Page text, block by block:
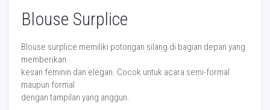
Blouse Surplice
Blouse surplice memiliki potongan silang di bagian depan yang
memberikan
kesan feminin dan elegan. Cocok untuk acara semi-formal
maupun formal
dengan tampilan yang anggun.